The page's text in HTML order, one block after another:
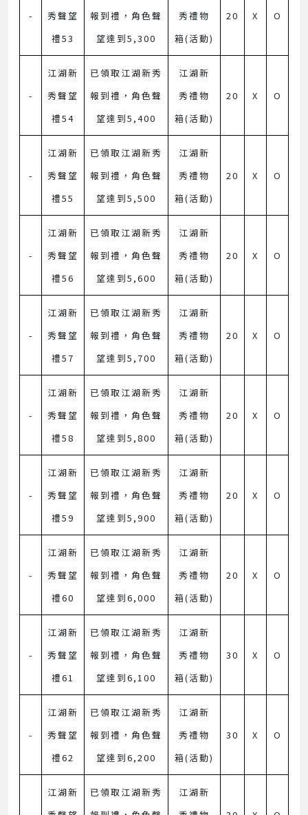
-
秀聲望
禮53
報到禮，角色聲
望達到5,300
秀禮物
箱(活動)
20 X O
-
江湖新
秀聲望
禮54
已領取江湖新秀
報到禮，角色聲
望達到5,400
江湖新
秀禮物
箱(活動)
20 X O
-
江湖新
秀聲望
禮55
已領取江湖新秀
報到禮，角色聲
望達到5,500
江湖新
秀禮物
箱(活動)
20 X O
-
江湖新
秀聲望
禮56
已領取江湖新秀
報到禮，角色聲
望達到5,600
江湖新
秀禮物
箱(活動)
20 X O
-
江湖新
秀聲望
禮57
已領取江湖新秀
報到禮，角色聲
望達到5,700
江湖新
秀禮物
箱(活動)
20 X O
-
江湖新
秀聲望
禮58
已領取江湖新秀
報到禮，角色聲
望達到5,800
江湖新
秀禮物
箱(活動)
20 X O
-
江湖新
秀聲望
禮59
已領取江湖新秀
報到禮，角色聲
望達到5,900
江湖新
秀禮物
箱(活動)
20 X O
-
江湖新
秀聲望
禮60
已領取江湖新秀
報到禮，角色聲
望達到6,000
江湖新
秀禮物
箱(活動)
20 X O
-
江湖新
秀聲望
禮61
已領取江湖新秀
報到禮，角色聲
望達到6,100
江湖新
秀禮物
箱(活動)
30 X O
-
江湖新
秀聲望
禮62
已領取江湖新秀
報到禮，角色聲
望達到6,200
江湖新
秀禮物
箱(活動)
30 X O
江湖新
已領取江湖新秀
江湖新